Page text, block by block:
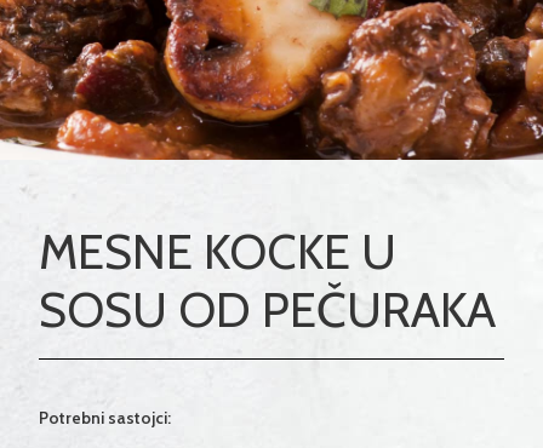
MESNE KOCKE U
SOSU OD PEČURAKA
Potrebni sastojci: